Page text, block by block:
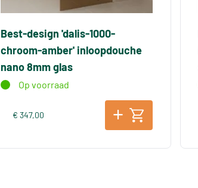
Best-design 'dalis-1000-
chroom-amber' inloopdouche
nano 8mm glas
Op voorraad
€ 347,00